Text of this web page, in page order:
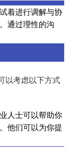
着进行调解与协
通过理性的沟
以考虑以下方式
人士可以帮助你
他们可以为你提